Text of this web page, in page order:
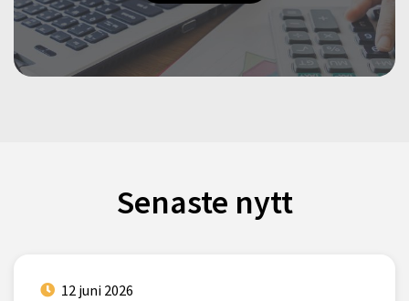
Senaste nytt
12 juni 2026